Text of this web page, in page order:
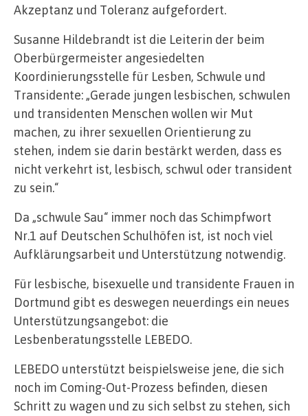
Akzeptanz und Toleranz aufgefordert.
Susanne Hildebrandt ist die Leiterin der beim
Oberbürgermeister angesiedelten
Koordinierungsstelle für Lesben, Schwule und
Transidente: „Gerade jungen lesbischen, schwulen
und transidenten Menschen wollen wir Mut
machen, zu ihrer sexuellen Orientierung zu
stehen, indem sie darin bestärkt werden, dass es
nicht verkehrt ist, lesbisch, schwul oder transident
zu sein.“
Da „schwule Sau“ immer noch das Schimpfwort
Nr.1 auf Deutschen Schulhöfen ist, ist noch viel
Aufklärungsarbeit und Unterstützung notwendig.
Für lesbische, bisexuelle und transidente Frauen in
Dortmund gibt es deswegen neuerdings ein neues
Unterstützungsangebot: die
Lesbenberatungsstelle LEBEDO.
LEBEDO unterstützt beispielsweise jene, die sich
noch im Coming-Out-Prozess befinden, diesen
Schritt zu wagen und zu sich selbst zu stehen, sich